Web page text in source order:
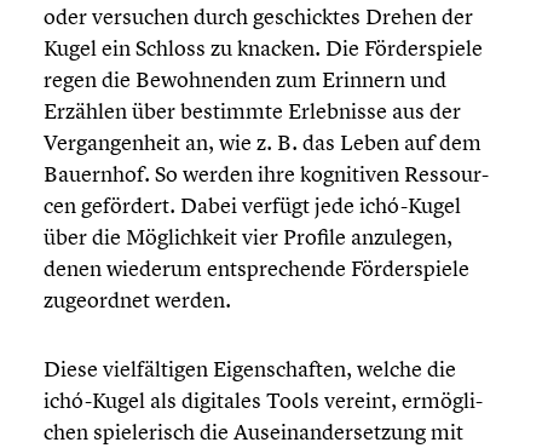
oder versuchen durch geschick­tes Drehen der
Kugel ein Schloss zu knacken. Die Förder­spiele
regen die Bewoh­nen­den zum Erinnern und
Erzählen über bestimmte Erleb­nisse aus der
Vergan­gen­heit an, wie z. B. das Leben auf dem
Bauernhof. So werden ihre kogni­ti­ven Ressour­
cen gefördert. Dabei verfügt jede ichó-Kugel
über die Möglich­keit vier Profile anzulegen,
denen wiederum entspre­chende Förder­spiele
zugeord­net werden.
Diese vielfäl­ti­gen Eigen­schaf­ten, welche die
ichó-Kugel als digitales Tools vereint, ermög­li­
chen spiele­risch die Ausein­an­der­set­zung mit